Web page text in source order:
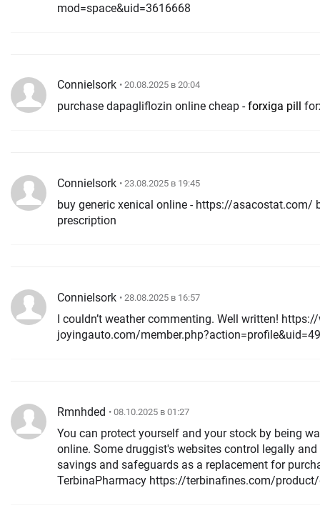
mod=space&uid=3616668
ConnieIsork • 20.08.2025 в 20:04
purchase dapagliflozin online cheap -forxiga pill
ConnieIsork • 23.08.2025 в 19:45
buy generic xenical online - https://asacostat.com/ buy orlistat without a
prescription
ConnieIsork • 28.08.2025 в 16:57
I couldn’t weather commenting. Well written!
joyingauto.com/
Rmnhded • 08.10.2025 в 01:27
You can protect yourself and your stock by being
online. Some druggist's websites control legally
savings and safeguards as a replacement for
TerbinaPharmacy https://terbinafines.com/